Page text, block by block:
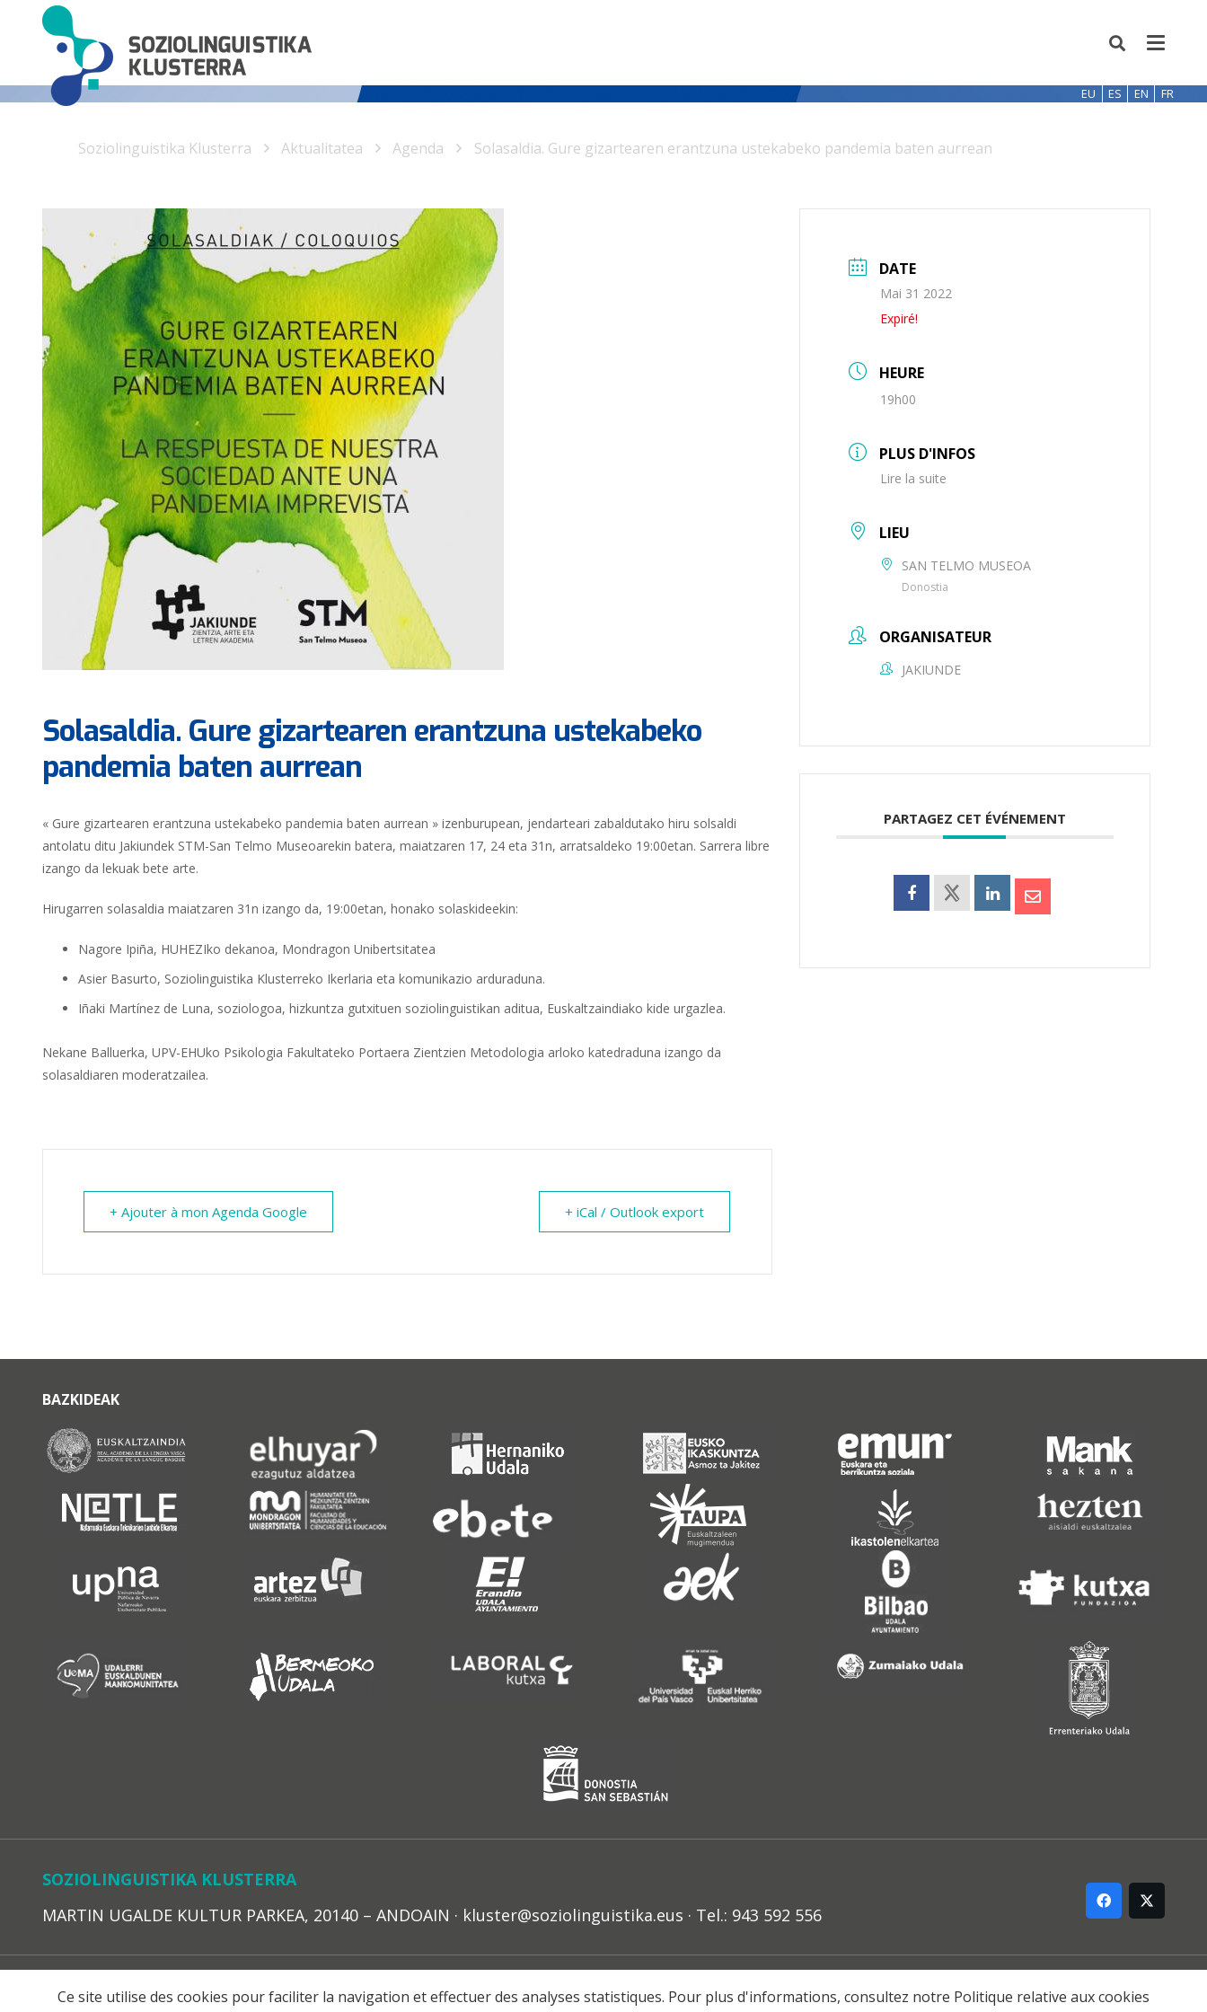
EU ES EN FR
Soziolinguistika Klusterra Aktualitatea Agenda Solasaldia. Gure gizartearen erantzuna ustekabeko pandemia baten aurrean
Solasaldia. Gure gizartearen erantzuna ustekabeko
pandemia baten aurrean
« Gure gizartearen erantzuna ustekabeko pandemia baten aurrean » izenburupean, jendarteari zabaldutako hiru solsaldi
antolatu ditu Jakiundek STM-San Telmo Museoarekin batera, maiatzaren 17, 24 eta 31n, arratsaldeko 19:00etan. Sarrera libre
izango da lekuak bete arte.
Hirugarren solasaldia maiatzaren 31n izango da, 19:00etan, honako solaskideekin:
Nagore Ipiña, HUHEZIko dekanoa, Mondragon Unibertsitatea
Asier Basurto, Soziolinguistika Klusterreko Ikerlaria eta komunikazio arduraduna.
Iñaki Martínez de Luna, soziologoa, hizkuntza gutxituen soziolinguistikan aditua, Euskaltzaindiako kide urgazlea.
Nekane Balluerka, UPV-EHUko Psikologia Fakultateko Portaera Zientzien Metodologia arloko katedraduna izango da
solasaldiaren moderatzailea.
+ Ajouter à mon Agenda Google + iCal / Outlook export
DATE
Mai 31 2022
Expiré!
HEURE
19h00
PLUS D'INFOS
Lire la suite
LIEU
SAN TELMO MUSEOA
Donostia
ORGANISATEUR
JAKIUNDE
PARTAGEZ CET ÉVÉNEMENT
BAZKIDEAK
SOZIOLINGUISTIKA KLUSTERRA
MARTIN UGALDE KULTUR PARKEA, 20140 – ANDOAIN · kluster@soziolinguistika.eus · Tel.: 943 592 556
Ce site utilise des cookies pour faciliter la navigation et effectuer des analyses statistiques. Pour plus d'informations, consultez notre Politique relative aux cookies